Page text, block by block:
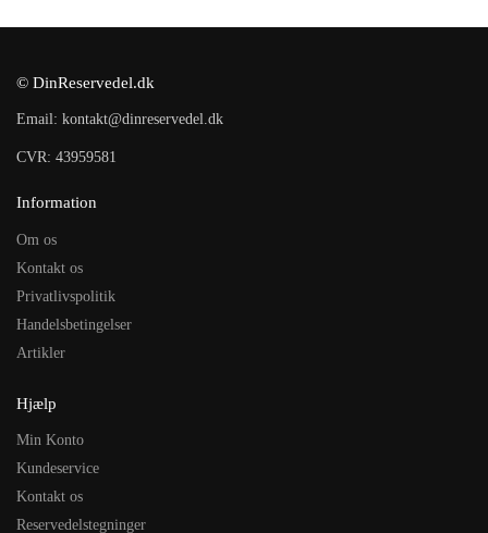
© DinReservedel.dk
Email: kontakt@dinreservedel.dk
CVR: 43959581
Information
Om os
Kontakt os
Privatlivspolitik
Handelsbetingelser
Artikler
Hjælp
Min Konto
Kundeservice
Kontakt os
Reservedelstegninger